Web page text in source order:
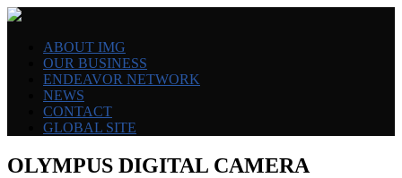
ABOUT IMG
OUR BUSINESS
ENDEAVOR NETWORK
NEWS
CONTACT
GLOBAL SITE
OLYMPUS DIGITAL CAMERA